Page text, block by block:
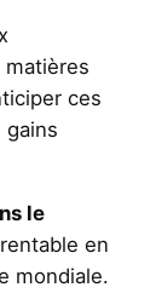
ces
gains
le
en
mondiale.